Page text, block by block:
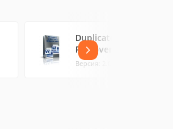
Duplicate Office File
Remover Free
Версия: 2.0 (28.07 МБ)